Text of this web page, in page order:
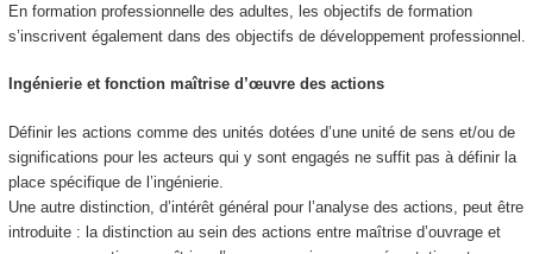
En formation professionnelle des adultes, les objectifs de formation
s’inscrivent également dans des objectifs de développement professionnel.
Ingénierie et fonction maîtrise d’œuvre des actions
Définir les actions comme des unités dotées d’une unité de sens et/ou de
significations pour les acteurs qui y sont engagés ne suffit pas à définir la
place spécifique de l’ingénierie.
Une autre distinction, d’intérêt général pour l’analyse des actions, peut être
introduite : la distinction au sein des actions entre maîtrise d’ouvrageet